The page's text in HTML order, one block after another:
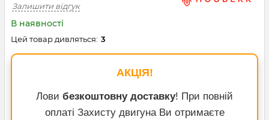
Залишити відгук
В наявності
Цей товар дивляться: 3
АКЦІЯ!
Лови безкоштовну доставку! При повній
оплаті Захисту двигуна Ви отримаєте